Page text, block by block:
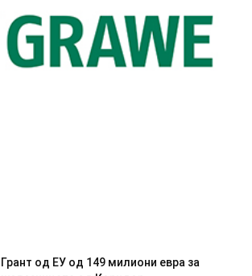
Грант од ЕУ од 149 милиони евра за